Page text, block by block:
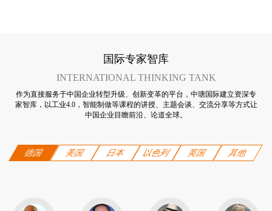
国际专家智库
INTERNATIONAL THINKING TANK
作为直接服务于中国企业转型升级、创新变革的平台，中瑭国际建立资深专
家智库，以工业4.0，智能制做等课程的讲授、主题会谈、交流分享等方式让
中国企业目瞻前沿、论道全球。
德国 美国 日本 以色列 英国 其他